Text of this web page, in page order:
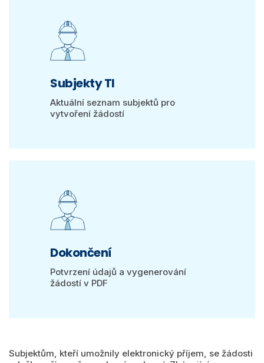
Subjekty TI
Aktuální seznam subjektů pro
vytvoření žádostí
Dokončení
Potvrzení údajů a vygenerování
žádostí v PDF
Subjektům, kteří umožnily elektronický příjem, se žádosti